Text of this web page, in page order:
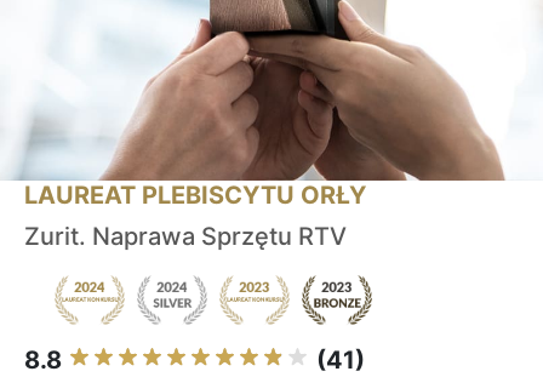
LAUREAT PLEBISCYTU ORŁY
Zurit. Naprawa Sprzętu RTV
8.8 (41)